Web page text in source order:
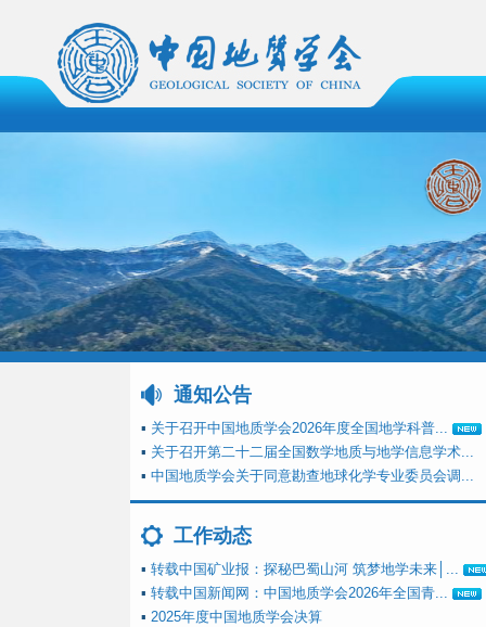
通知公告
▪ 关于召开中国地质学会2026年度全国地学科普...
▪ 关于召开第二十二届全国数学地质与地学信息学术...
▪ 中国地质学会关于同意勘查地球化学专业委员会调...
工作动态
▪ 转载中国矿业报：探秘巴蜀山河 筑梦地学未来│...
▪ 转载中国新闻网：中国地质学会2026年全国青...
▪ 2025年度中国地质学会决算